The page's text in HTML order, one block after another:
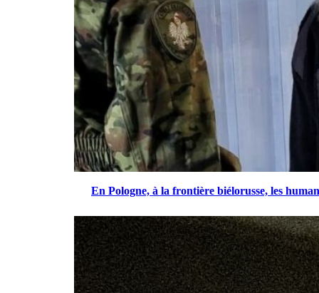
En Pologne, à la frontière biélorusse, les